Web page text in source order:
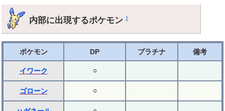
内部に出現するポケモン†
ポケモン DP プラチナ 備考
イワーク ○
ゴローン ○